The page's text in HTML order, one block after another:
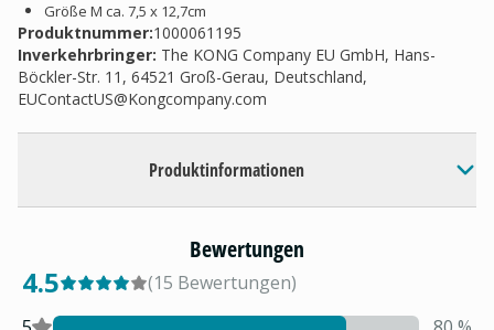
Größe M ca. 7,5 x 12,7cm
Produktnummer:1000061195
Inverkehrbringer: The KONG Company EU GmbH, Hans-
Böckler-Str. 11, 64521 Groß-Gerau, Deutschland,
EUContactUS@Kongcompany.com
Produktinformationen
Bewertungen
4.5 (15 Bewertungen)